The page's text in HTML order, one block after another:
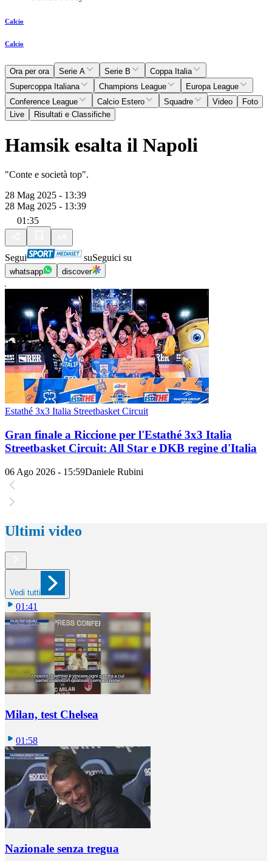
Calcio
Calcio
Ora per ora Serie A Serie B
Coppa Italia
Supercoppa Italiana
Champions League
Europa League
Conference League
Calcio Estero Squadre Video
Foto
Live
Risultati e Classifiche
Hamsik esalta il Napoli
"Conte e società top".
28 Mag 2025 - 13:39
28 Mag 2025 - 13:39
01:35
Segui suSeguici su
whatsapp discover
Estathé 3x3 Italia Streetbasket Circuit
Gran finale a Riccione per l'Estathé 3x3 Italia
Streetbasket Circuit: All Star e DKB regine d'Italia
06 Ago 2026 - 15:59Daniele Rubini
Ultimi video
Vedi tutti
01:41
Milan, test Chelsea
01:58
Nazionale senza tregua